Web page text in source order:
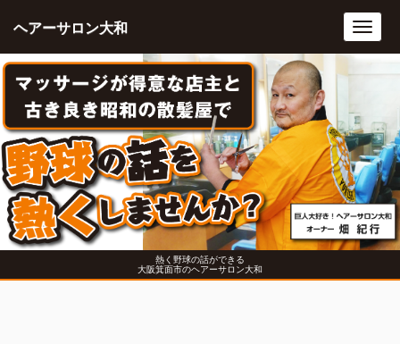
熱く野球の話ができる
大阪箕面市のヘアーサロン大和
ヘアーサロン大和